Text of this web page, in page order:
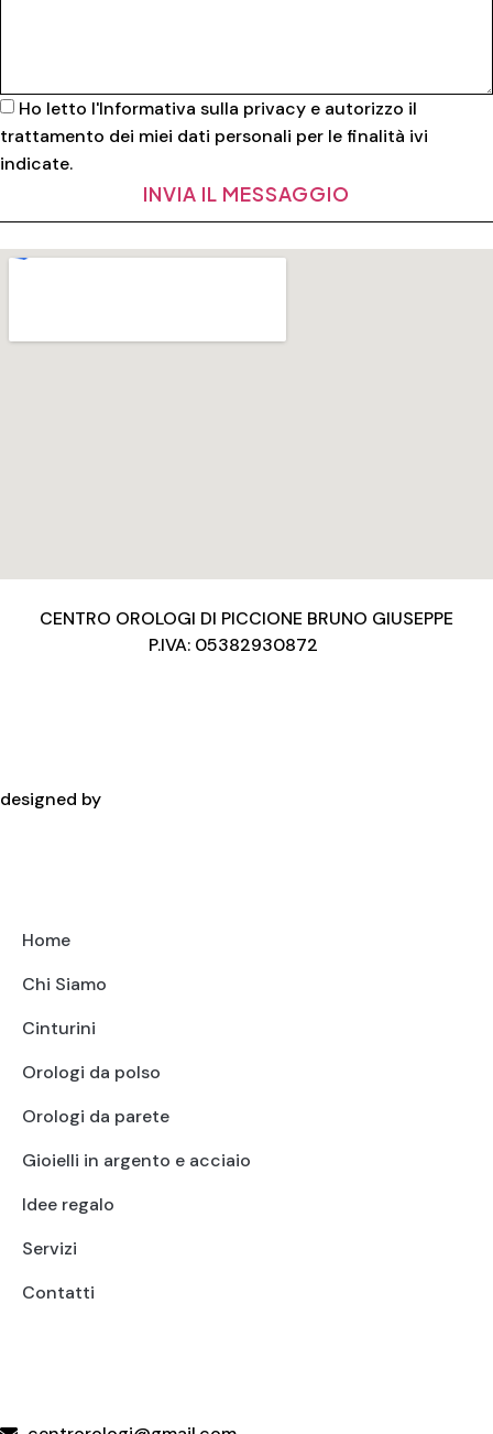
Ho letto l'Informativa sulla privacy e autorizzo il
trattamento dei miei dati personali per le finalità ivi
indicate.
INVIA IL MESSAGGIO
CENTRO OROLOGI DI PICCIONE BRUNO GIUSEPPE
P.IVA: 05382930872
designed by
Home
Chi Siamo
Cinturini
Orologi da polso
Orologi da parete
Gioielli in argento e acciaio
Idee regalo
Servizi
Contatti